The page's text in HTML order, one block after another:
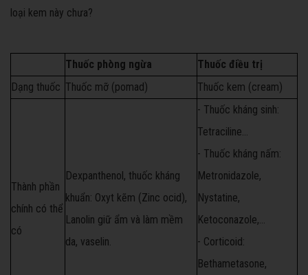
loại kem này chưa?
Thuốc phòng ngừa
Thuốc điều trị
Dạng thuốc Thuốc mỡ (pomad) Thuốc kem (cream)
Thành phần
chính có thể
có
Dexpanthenol, thuốc kháng
khuẩn: Oxyt kẽm (Zinc ocid),
Lanolin giữ ẩm và làm mềm
da, vaselin.
- Thuốc kháng sinh:
Tetraciline…
- Thuốc kháng nấm:
Metronidazole,
Nystatine,
Ketoconazole,…
- Corticoid:
Bethametasone,